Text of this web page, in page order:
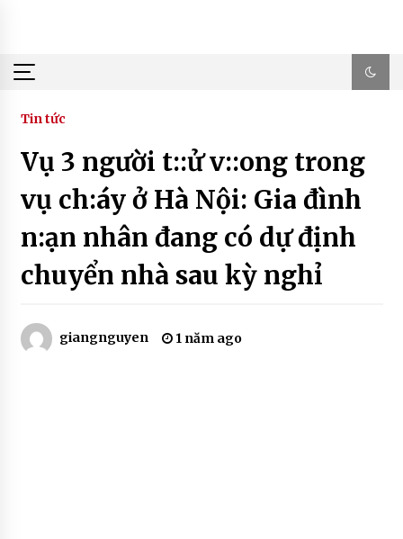
Tin tức
Vụ 3 người t::ử v::ong trong
vụ ch:áy ở Hà Nội: Gia đình
n:ạn nhân đang có dự định
chuyển nhà sau kỳ nghỉ
giangnguyen 1 năm ago